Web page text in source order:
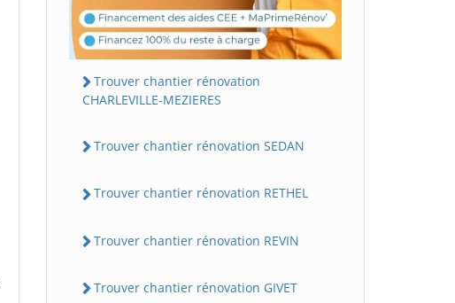
Trouver chantier rénovation
CHARLEVILLE-MEZIERES
Trouver chantier rénovation SEDAN
Trouver chantier rénovation RETHEL
Trouver chantier rénovation REVIN
Trouver chantier rénovation GIVET